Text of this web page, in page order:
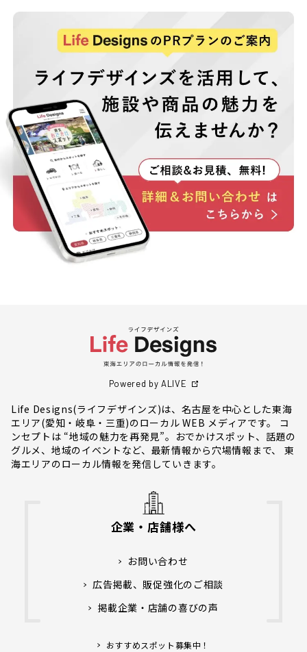
Powered by ALIVE
Life Designs(ライフデザインズ)は、名古屋を中心とした東海
エリア(愛知・岐阜・三重)のローカル WEB メディアです。 コ
ンセプトは “地域の魅力を再発見”。おでかけスポット、話題の
グルメ、地域のイベントなど、最新情報から穴場情報まで、 東
海エリアのローカル情報を発信していきます。
企業・店舗様へ
お問い合わせ
広告掲載、販促強化のご相談
掲載企業・店舗の喜びの声
おすすめスポット募集中！